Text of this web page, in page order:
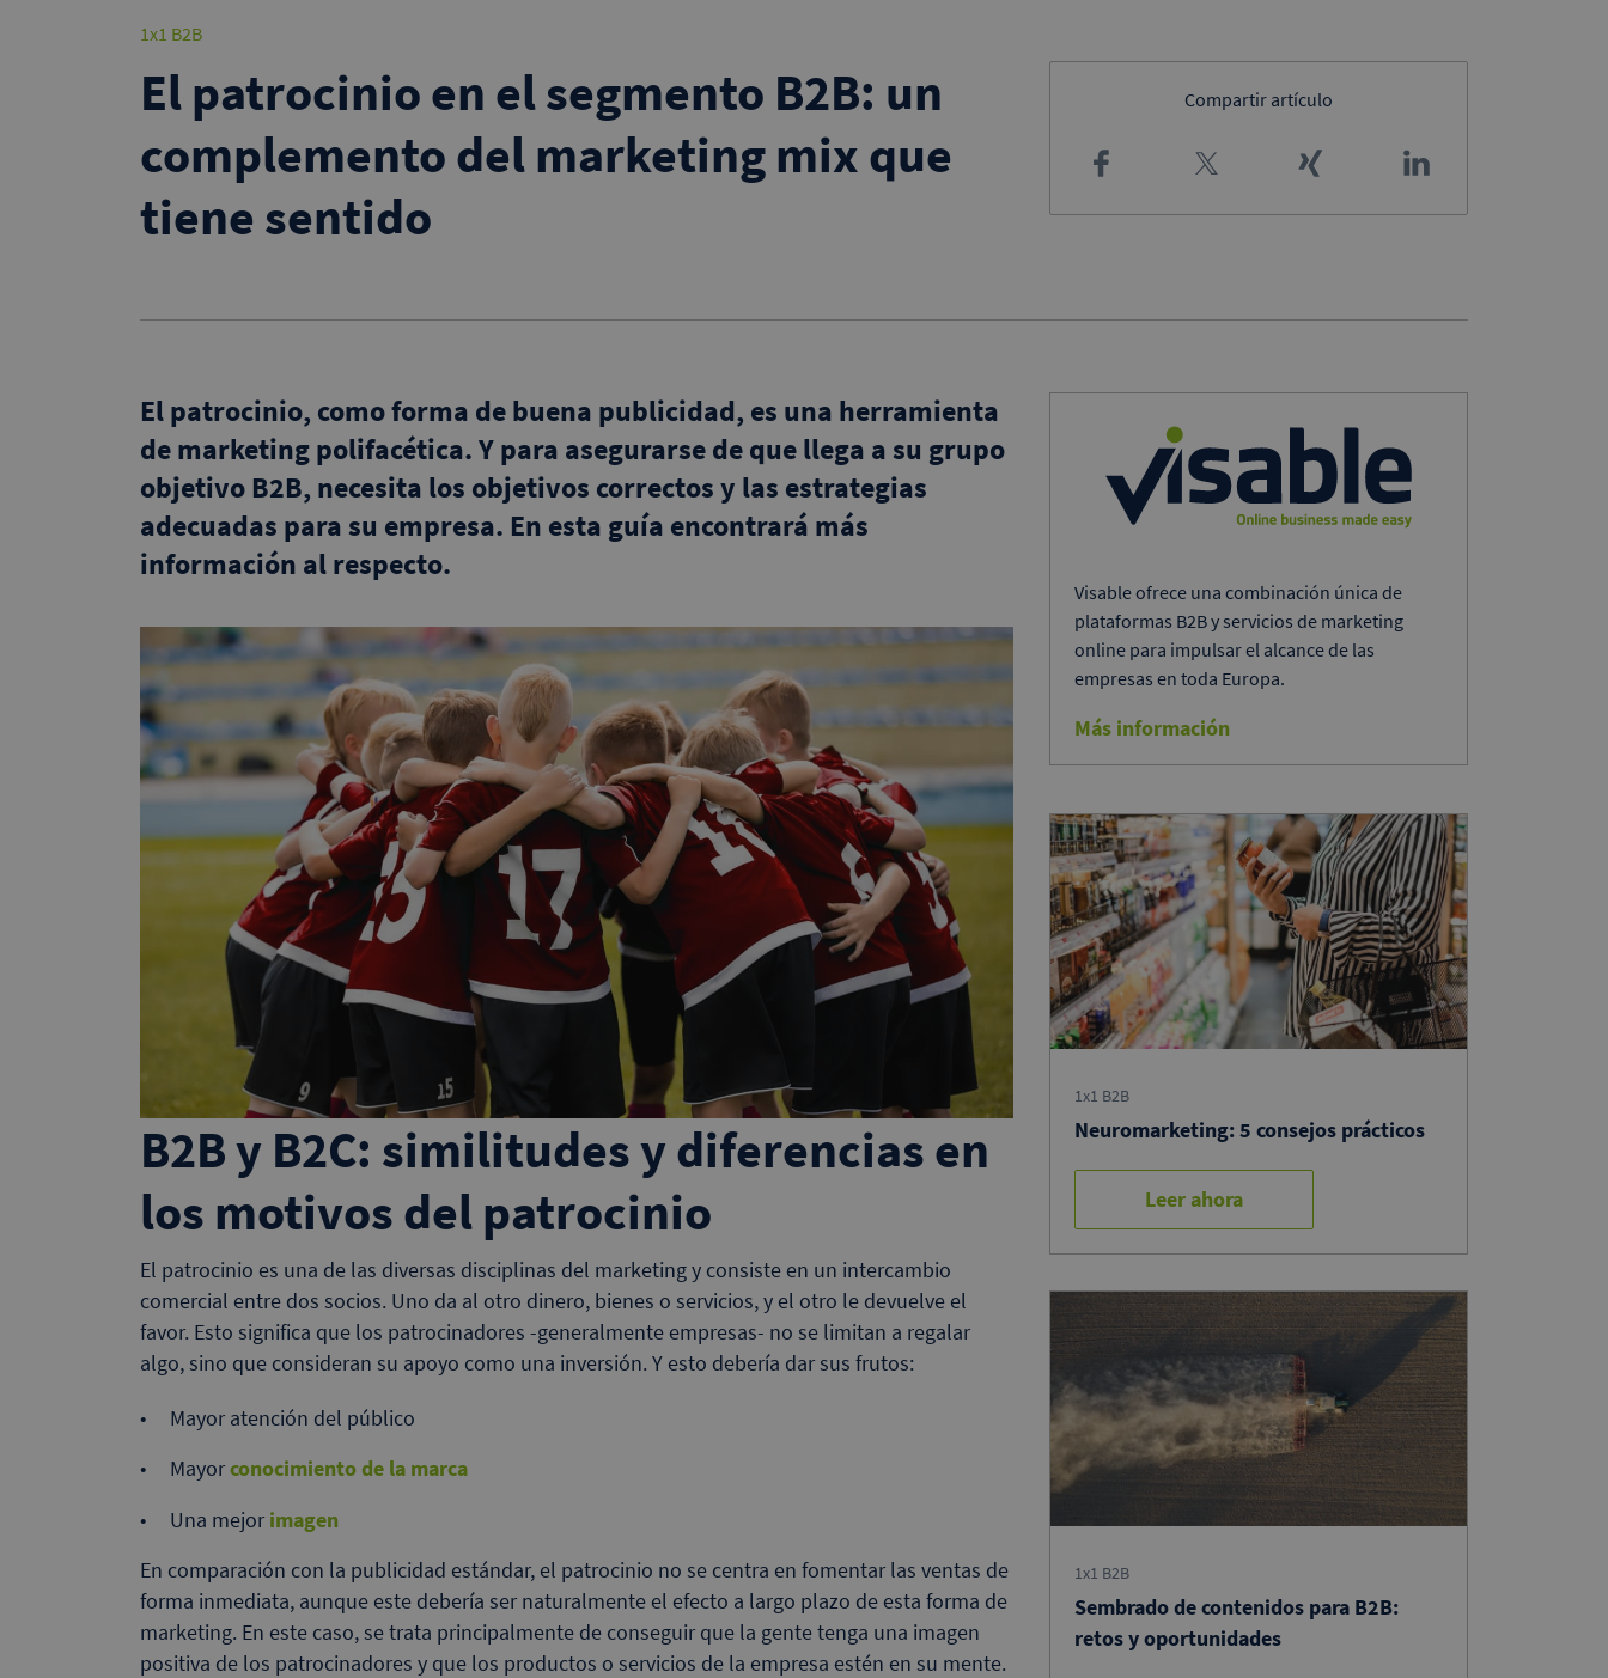
1x1 B2B
El patrocinio en el segmento B2B: un
complemento del marketing mix que
tiene sentido
Compartir artículo
El patrocinio, como forma de buena publicidad, es una herramienta
de marketing polifacética. Y para asegurarse de que llega a su grupo
objetivo B2B, necesita los objetivos correctos y las estrategias
adecuadas para su empresa. En esta guía encontrará más
información al respecto.
B2B y B2C: similitudes y diferencias en
los motivos del patrocinio
El patrocinio es una de las diversas disciplinas del marketing y consiste en un intercambio
comercial entre dos socios. Uno da al otro dinero, bienes o servicios, y el otro le devuelve el
favor. Esto significa que los patrocinadores -generalmente empresas- no se limitan a regalar
algo, sino que consideran su apoyo como una inversión. Y esto debería dar sus frutos:
Mayor atención del público
Mayorconocimiento de la marca
Una mejor imagen
En comparación con la publicidad estándar, el patrocinio no se centra en fomentar las ventas de
forma inmediata, aunque este debería ser naturalmente el efecto a largo plazo de esta forma de
marketing. En este caso, se trata principalmente de conseguir que la gente tenga una imagen
positiva de los patrocinadores y que los productos o servicios de la empresa estén en su mente.
Visable ofrece una combinación única de
plataformas B2B y servicios de marketing
online para impulsar el alcance de las
empresas en toda Europa.
Más información
1x1 B2B
Neuromarketing: 5 consejos prácticos
Leer ahora
1x1 B2B
Sembrado de contenidos para B2B:
retos y oportunidades